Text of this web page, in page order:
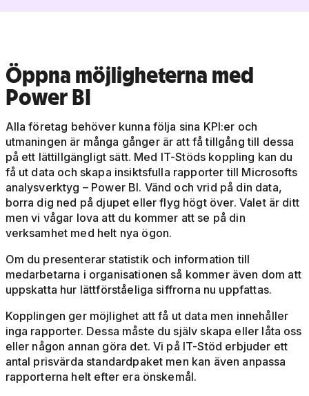
Öppna möjligheterna med
Power BI
Alla företag behöver kunna följa sina KPI:er och
utmaningen är många gånger är att få tillgång till dessa
på ett lättillgängligt sätt. Med IT-Stöds koppling kan du
få ut data och skapa insiktsfulla rapporter till Microsofts
analysverktyg – Power BI. Vänd och vrid på din data,
borra dig ned på djupet eller flyg högt över. Valet är ditt
men vi vågar lova att du kommer att se på din
verksamhet med helt nya ögon.
Om du presenterar statistik och information till
medarbetarna i organisationen så kommer även dom att
uppskatta hur lättförståeliga siffrorna nu uppfattas.
Kopplingen ger möjlighet att få ut data men innehåller
inga rapporter. Dessa måste du själv skapa eller låta oss
eller någon annan göra det. Vi på IT-Stöd erbjuder ett
antal prisvärda standardpaket men kan även anpassa
rapporterna helt efter era önskemål.